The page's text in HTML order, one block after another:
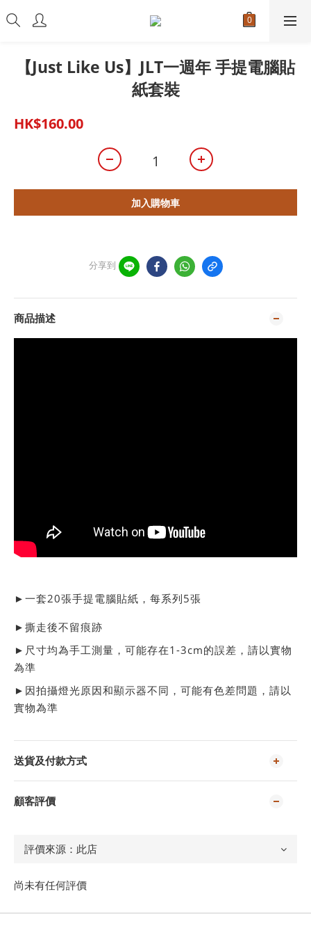
【Just Like Us】JLT一週年 手提電腦貼
紙套裝
HK$160.00
加入購物車
分享到
商品描述
►一套20張手提電腦貼紙，每系列5張
►撕走後不留痕跡
►尺寸均為手工測量，可能存在1-3cm的誤差，請以實物
為準
► 因拍攝燈光原因和顯示器不同，可能有色差問題，請以
實物為準
送貨及付款方式
顧客評價
尚未有任何評價